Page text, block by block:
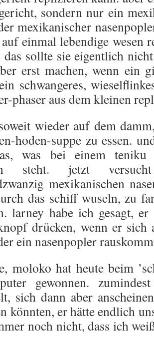
sondern nur ein
mexikanischer
einmal lebendige wesen
das sollte sie eigentlich
erst machen, wenn ein
schwangeres,
phaser aus dem kleinen
wieder auf dem
hoden-suppe zu essen.
was bei einem
steht. jetzt
mexikanischen
das schiff wuseln, zu
larney habe ich gesagt,
drücken, wenn er sich
ein nasenpopler
moloko hat heute beim
gewonnen.
sich dann aber
könnten, er hätte endlich
noch nicht, dass ich